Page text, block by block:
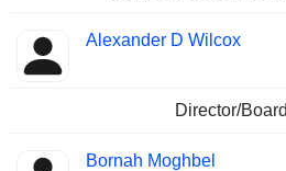
Alexander D Wilcox
Director/
Bornah Moghbel